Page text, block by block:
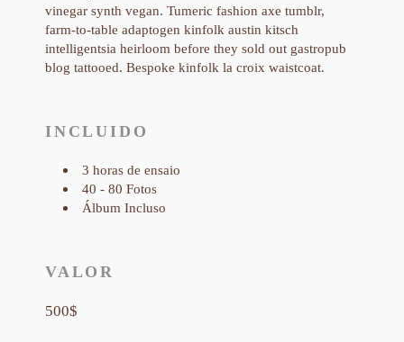
vinegar synth vegan. Tumeric fashion axe tumblr,
farm-to-table adaptogen kinfolk austin kitsch
intelligentsia heirloom before they sold out gastropub
blog tattooed. Bespoke kinfolk la croix waistcoat.
INCLUIDO
3 horas de ensaio
40 - 80 Fotos
Álbum Incluso
VALOR
500$